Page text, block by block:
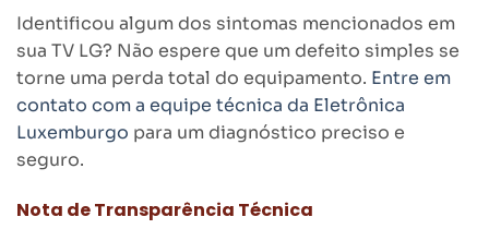
Identificou algum dos sintomas mencionados em
sua TV LG? Não espere que um defeito simples se
torne uma perda total do equipamento. Entre em
contato com a equipe técnica da Eletrônica
Luxemburgo para um diagnóstico preciso e
seguro.
Nota de Transparência Técnica